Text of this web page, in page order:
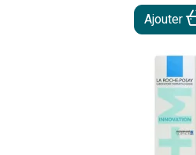
Ajouter